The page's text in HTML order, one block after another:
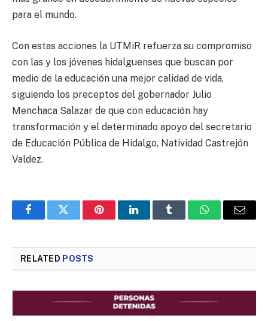
para el mundo.
Con estas acciones la UTMiR refuerza su compromiso
con las y los jóvenes hidalguenses que buscan por
medio de la educación una mejor calidad de vida,
siguiendo los preceptos del gobernador Julio
Menchaca Salazar de que con educación hay
transformación y el determinado apoyo del secretario
de Educación Pública de Hidalgo, Natividad Castrejón
Valdez.
FacebookTwitter PinterestLinkedInTumblr WhatsAppEmail
RELATED POSTS